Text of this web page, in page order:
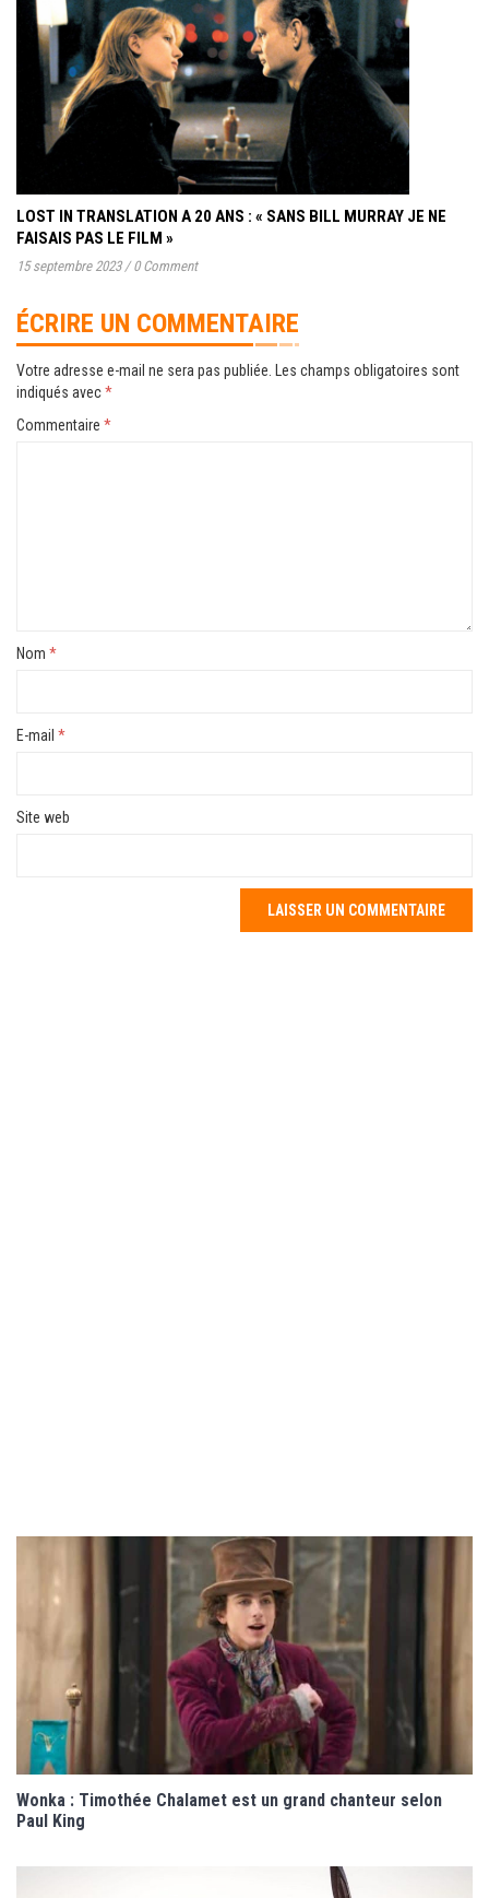
LOST IN TRANSLATION A 20 ANS : « SANS BILL MURRAY JE NE
FAISAIS PAS LE FILM »
15 septembre 2023 / 0 Comment
ÉCRIRE UN COMMENTAIRE
Votre adresse e-mail ne sera pas publiée. Les champs obligatoires sont
indiqués avec*
Commentaire *
Nom *
E-mail *
Site web
Wonka : Timothée Chalamet est un grand chanteur selon
Paul King